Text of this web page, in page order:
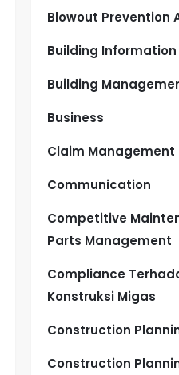
Blowout Prevention
Building
Building
Business
Claim Management
Communication
Competitive
Parts Management
Compliance
Konstruksi Migas
Construction
Construction